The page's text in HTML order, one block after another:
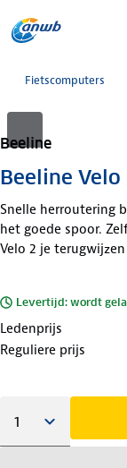
Fietscomputers
Beeline
Beeline
Snelle herroutering
het goede spoor.
Velo 2 je
Levertijd: wordt
Ledenprijs
Reguliere prijs